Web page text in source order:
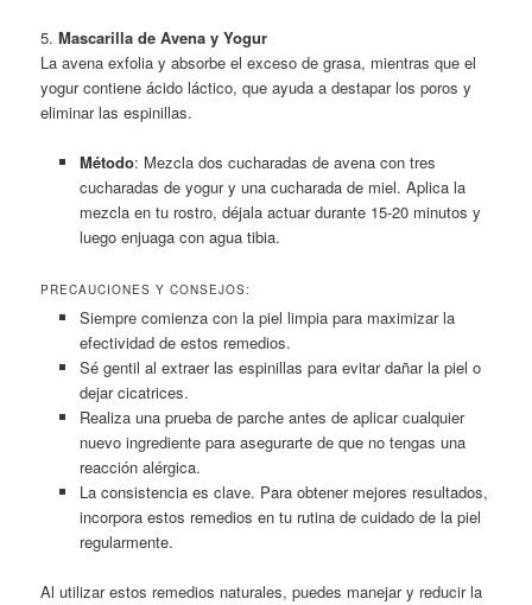
5.Mascarilla de Avena y Yogur
La avena exfolia y absorbe el exceso de grasa, mientras que el
yogur contiene ácido láctico, que ayuda a destapar los poros y
eliminar las espinillas.
Método: Mezcla dos cucharadas de avena con tres
cucharadas de yogur y una cucharada de miel. Aplica la
mezcla en tu rostro, déjala actuar durante 15-20 minutos y
luego enjuaga con agua tibia.
PRECAUCIONES Y CONSEJOS:
Siempre comienza con la piel limpia para maximizar la
efectividad de estos remedios.
Sé gentil al extraer las espinillas para evitar dañar la piel o
dejar cicatrices.
Realiza una prueba de parche antes de aplicar cualquier
nuevo ingrediente para asegurarte de que no tengas una
reacción alérgica.
La consistencia es clave. Para obtener mejores resultados,
incorpora estos remedios en tu rutina de cuidado de la piel
regularmente.
Al utilizar estos remedios naturales, puedes manejar y reducir la